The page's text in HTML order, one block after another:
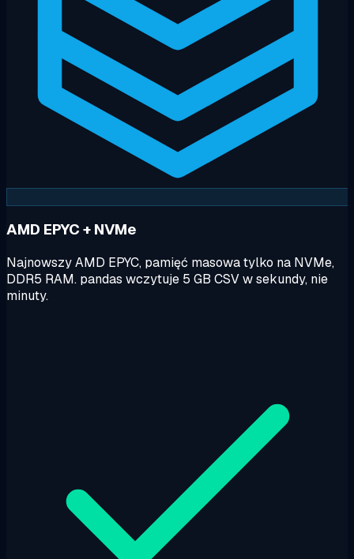
AMD EPYC + NVMe
Najnowszy AMD EPYC, pamięć masowa tylko na NVMe,
DDR5 RAM. pandas wczytuje 5 GB CSV w sekundy, nie
minuty.